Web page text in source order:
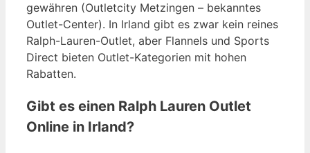
gewähren (Outletcity Metzingen – bekanntes
Outlet-Center). In Irland gibt es zwar kein reines
Ralph-Lauren-Outlet, aber Flannels und Sports
Direct bieten Outlet-Kategorien mit hohen
Rabatten.
Gibt es einen Ralph Lauren Outlet
Online in Irland?